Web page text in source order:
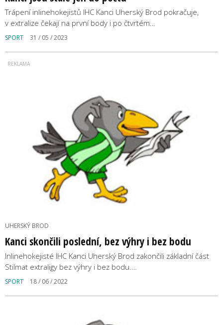
Trápení inlinehokejistů IHC Kanci Uherský Brod pokračuje,
v extralize čekají na první body i po čtvrtém…
SPORT 31 / 05 / 2023
UHERSKÝ BROD
Kanci skončili poslední, bez výhry i bez bodu
Inlinehokejisté IHC Kanci Uherský Brod zakončili základní část
Stilmat extraligy bez výhry i bez bodu.…
SPORT 18 / 06 / 2022